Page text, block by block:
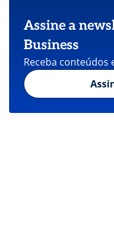
Assine a
Business
Receba conteúdos